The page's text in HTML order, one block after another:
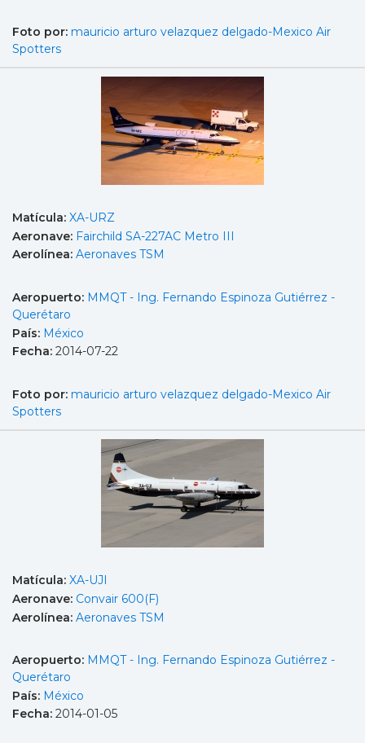
Foto por: mauricio arturo velazquez delgado-Mexico Air
Spotters
Matícula: XA-URZ
Aeronave: Fairchild SA-227AC Metro III
Aerolínea: Aeronaves TSM
Aeropuerto: MMQT - Ing. Fernando Espinoza Gutiérrez -
Querétaro
País: México
Fecha: 2014-07-22
Foto por: mauricio arturo velazquez delgado-Mexico Air
Spotters
Matícula: XA-UJI
Aeronave: Convair 600(F)
Aerolínea: Aeronaves TSM
Aeropuerto: MMQT - Ing. Fernando Espinoza Gutiérrez -
Querétaro
País: México
Fecha: 2014-01-05